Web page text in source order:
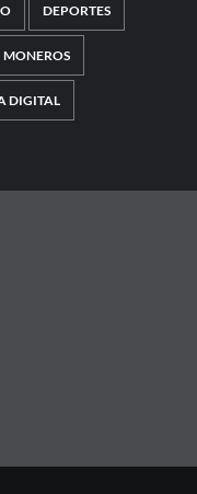
DEPORTES
MONEROS
DIGITAL